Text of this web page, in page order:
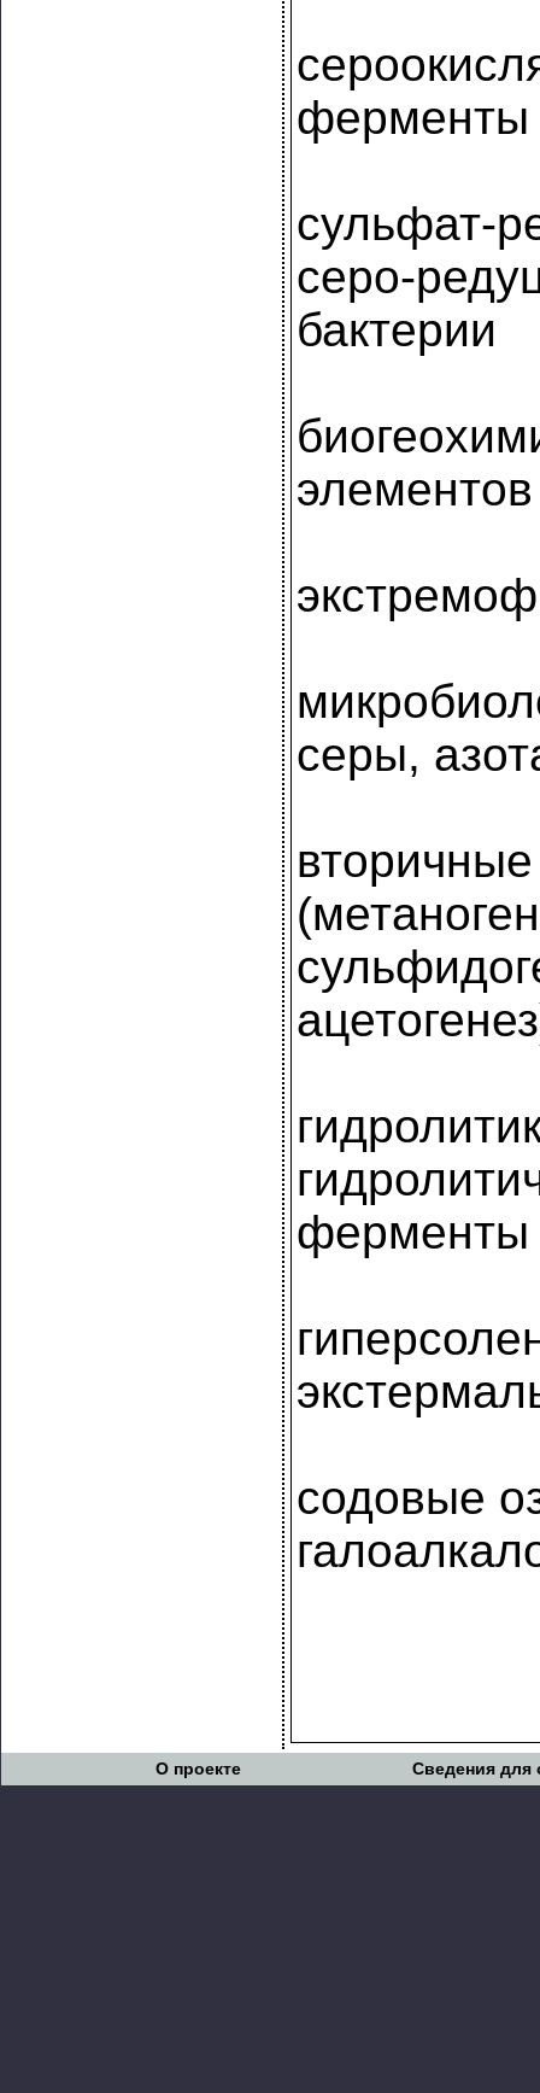
ферменты
сульфат-
серо-
бактерии
элементов
серы,
ферменты
содовые
О проекте Сведения для